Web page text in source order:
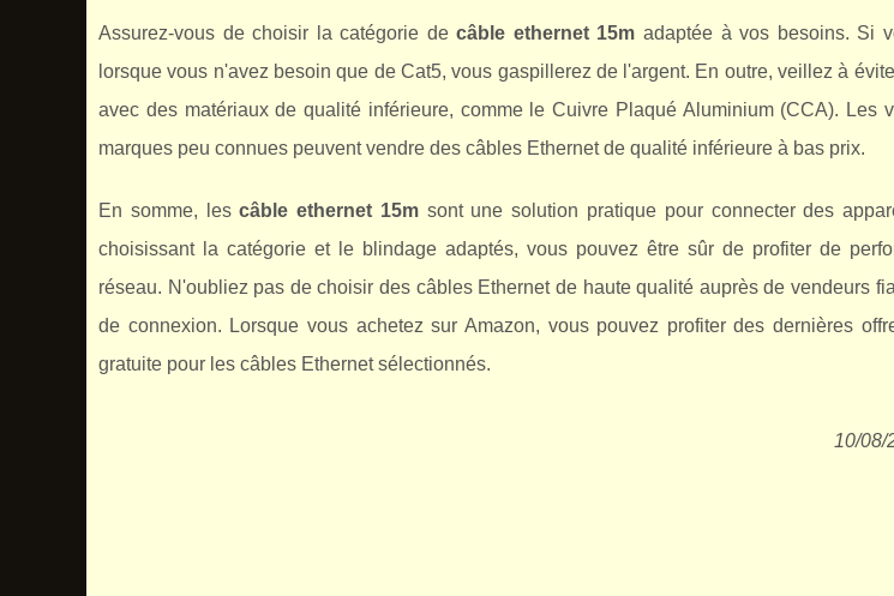
Assurez-vous de choisir la catégorie decâble ethernet 15m adaptée à vos besoins. Si
lorsque vous n'avez besoin que de Cat5, vous gaspillerez de l'argent. En outre, veillez à
avec des matériaux de qualité inférieure, comme le Cuivre Plaqué Aluminium (CCA). Les
marques peu connues peuvent vendre des câbles Ethernet de qualité inférieure à bas prix.
En somme, lescâble ethernet 15msont une solution pratique pour connecter des
choisissant la catégorie et le blindage adaptés, vous pouvez être sûr de profiter de
réseau. N'oubliez pas de choisir des câbles Ethernet de haute qualité auprès de vendeurs
de connexion. Lorsque vous achetez sur Amazon, vous pouvez profiter des dernières
gratuite pour les câbles Ethernet sélectionnés.
10/08/